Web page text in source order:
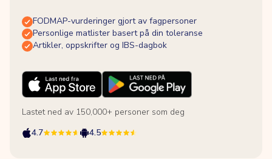
FODMAP-vurderinger gjort av fagpersoner
Personlige matlister basert på din toleranse
Artikler, oppskrifter og IBS-dagbok
Lastet ned av 150,000+ personer som deg
4.7
4.5